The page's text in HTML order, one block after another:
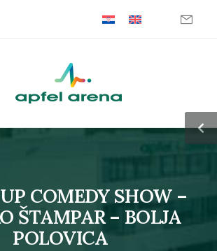
COMEDY SHOW –
ŠTAMPAR – BOLJA
POLOVICA